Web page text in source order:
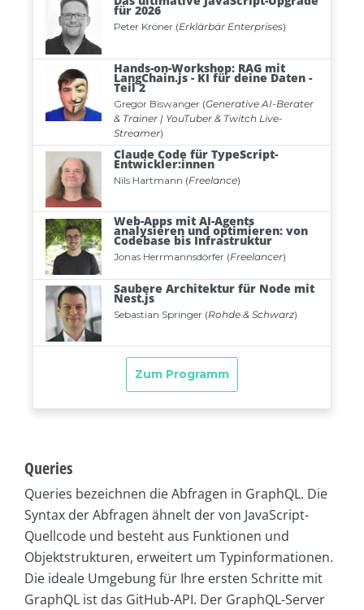
Queries
Queries bezeichnen die Abfragen in GraphQL. Die
Syntax der Abfragen ähnelt der von JavaScript-
Quellcode und besteht aus Funktionen und
Objektstrukturen, erweitert um Typinformationen.
Die ideale Umgebung für Ihre ersten Schritte mit
GraphQL ist das GitHub-API. Der GraphQL-Server